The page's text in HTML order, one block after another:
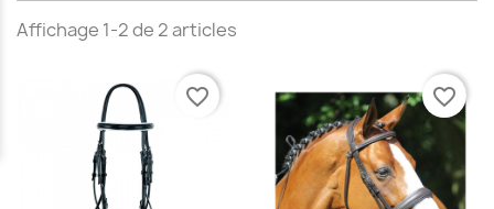
Affichage 1-2 de 2 articles
favorite_border favorite_border